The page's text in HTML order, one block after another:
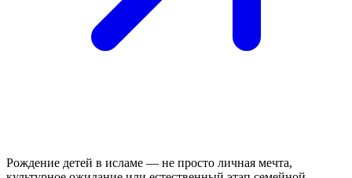
Рождение детей в исламе — не просто личная мечта,